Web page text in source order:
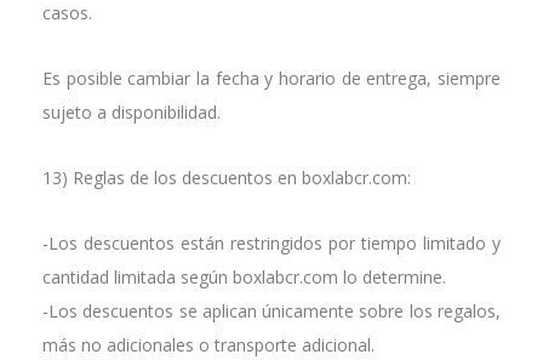
casos.
Es posible cambiar la fecha y horario de entrega, siempre
sujeto a disponibilidad.
13) Reglas de los descuentos en boxlabcr.com:
-Los descuentos están restringidos por tiempo limitado y
cantidad limitada según boxlabcr.com lo determine.
-Los descuentos se aplican únicamente sobre los regalos,
más no adicionales o transporte adicional.